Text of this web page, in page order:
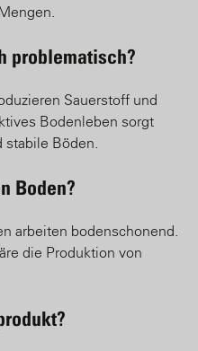
problematisch?
Sauerstoff und
Bodenleben sorgt
stabile Böden.
Boden?
arbeiten bodenschonend.
die Produktion von